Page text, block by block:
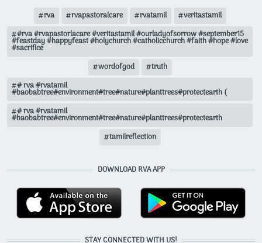
rva rvapastoralcare rvatamil
veritastamil
#rva #rvapastorlacare #veritastamil #ourladyofsorrow #september15
#feastday #happyfeast #holychurch #catholicchurch #faith #hope #love
#sacrifice
wordofgod
truth
# rva #rvatamil
#baobabtree#environment#tree#nature#planttrees#protectearth (
# rva #rvatamil
#baobabtree#environment#tree#nature#planttrees#protectearth
tamilreflection
DOWNLOAD RVA APP
STAY CONNECTED WITH US!